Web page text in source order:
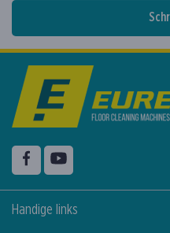
Volg ons op
Facebook
Handige links